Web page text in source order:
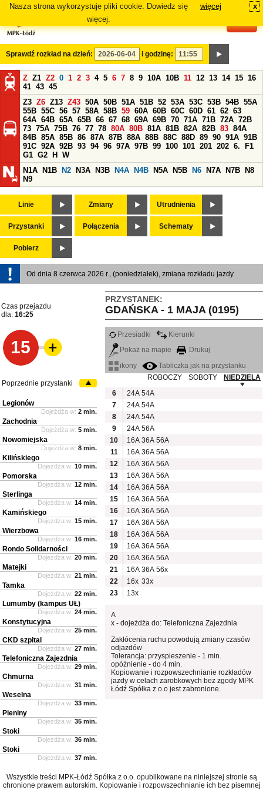
Nasza strona wykorzystuje pliki cookie. Dowiedz się
więcej.
więcej x
Sprawdź rozkład na dzień: i godzinę:
Z Z1 Z2 0 1 2 3 4 5 6 7 8 9 10A 10B 11 12 13 14 15 16
41 43 45
Z3 Z6 Z13 Z43 50A 50B 51A 51B 52 53A 53C 53B 54B 55A
55B 55C 56 57 58A 58B 59 60A 60B 60C 60D 61 62 63
64A 64B 65A 65B 66 67 68 69A 69B 70 71A 71B 72A 72B
73 75A 75B 76 77 78 80A 80B 81A 81B 82A 82B 83 84A
84B 85A 85B 86 87A 87B 88A 88B 88C 88D 89 90 91A 91B
91C 92A 92B 93 94 96 97A 97B 99 100 101 201 202 6.
F1
G1 G2 H
W
N1A
N1B N2 N3A N3B N4A N4B N5A N5B N6 N7A N7B
N8
N9
Linie Zmiany Utrudnienia
Przystanki Połączenia Schematy
Pobierz
Od dnia 8 czerwca 2026 r., (poniedziałek), zmiana rozkładu jazdy
PRZYSTANEK:
GDAŃSKA - 1 MAJA (0195)
Czas przejazdu
dla: 16:25
15
Przesiadki
Kierunki
Pokaż na mapie
Drukuj
ikony
Tabliczka jak na przystanku
ROBOCZY
SOBOTY
NIEDZIELA
6
24A 54A
7
24A 54A
8
24A 54A
9
24A 56A
10
16A 36A 56A
11
16A 36A 56A
12
16A 36A 56A
13
16A 36A 56A
14
16A 36A 56A
15
16A 36A 56A
16
16A 36A 56A
17
16A 36A 56A
18
16A 36A 56A
19
16A 36A 56A
20
16A 36A 56A
21
16A 36A 56x
22
16x 33x
23
13x
A
x - dojeżdża do: Telefoniczna Zajezdnia
Zakłócenia ruchu powodują zmiany czasów
odjazdów
Tolerancja: przyspieszenie - 1 min.
opóźnienie - do 4 min.
Kopiowanie i rozpowszechnianie rozkładów
jazdy w celach zarobkowych bez zgody MPK
Łódź Spółka z o.o jest zabronione.
Poprzednie przystanki
Legionów
Dojeżdża w: 2 min.
Zachodnia
Dojeżdża w: 5 min.
Nowomiejska
Dojeżdża w: 8 min.
Kilińskiego
Dojeżdża w: 10 min.
Pomorska
Dojeżdża w: 12 min.
Sterlinga
Dojeżdża w: 14 min.
Kamińskiego
Dojeżdża w: 15 min.
Wierzbowa
Dojeżdża w: 16 min.
Rondo Solidarności
Dojeżdża w: 20 min.
Matejki
Dojeżdża w: 21 min.
Tamka
Dojeżdża w: 22 min.
Lumumby (kampus UŁ)
Dojeżdża w: 24 min.
Konstytucyjna
Dojeżdża w: 25 min.
CKD szpital
Dojeżdża w: 27 min.
Telefoniczna Zajezdnia
Dojeżdża w: 29 min.
Chmurna
Dojeżdża w: 31 min.
Weselna
Dojeżdża w: 33 min.
Pieniny
Dojeżdża w: 35 min.
Stoki
Dojeżdża w: 36 min.
Stoki
Dojeżdża w: 37 min.
Wszystkie treści MPK-Łódź Spółka z o.o. opublikowane na niniejszej stronie są
chronione prawem autorskim. Kopiowanie i rozpowszechnianie ich bez pisemnej